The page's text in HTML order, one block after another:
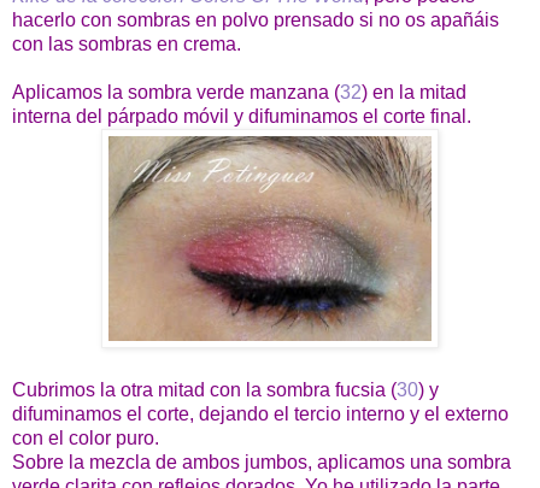
hacerlo con sombras en polvo prensado si no os apañáis
con las sombras en crema.
Aplicamos la sombra verde manzana (32) en la mitad
interna del párpado móvil y difuminamos el corte final.
Cubrimos la otra mitad con la sombra fucsia (30) y
difuminamos el corte, dejando el tercio interno y el externo
con el color puro.
Sobre la mezcla de ambos jumbos, aplicamos una sombra